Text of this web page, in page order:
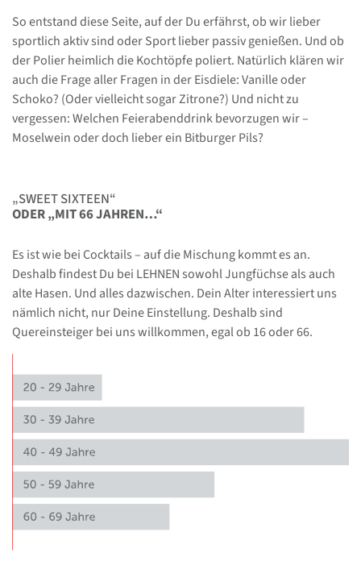
So entstand diese Seite, auf der Du erfährst, ob wir lieber
sportlich aktiv sind oder Sport lieber passiv genießen. Und ob
der Polier heimlich die Kochtöpfe poliert. Natürlich klären wir
auch die Frage aller Fragen in der Eisdiele: Vanille oder
Schoko? (Oder vielleicht sogar Zitrone?) Und nicht zu
vergessen: Welchen Feierabenddrink bevorzugen wir –
Moselwein oder doch lieber ein Bitburger Pils?
„SWEET SIXTEEN“
ODER „MIT 66 JAHREN…“
Es ist wie bei Cocktails – auf die Mischung kommt es an.
Deshalb findest Du bei LEHNEN sowohl Jungfüchse als auch
alte Hasen. Und alles dazwischen. Dein Alter interessiert uns
nämlich nicht, nur Deine Einstellung. Deshalb sind
Quereinsteiger bei uns willkommen, egal ob 16 oder 66.